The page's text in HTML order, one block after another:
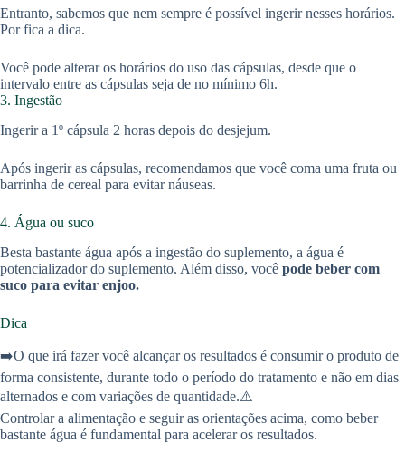
Entranto, sabemos que nem sempre é possível ingerir nesses horários.
Por fica a dica.
Você pode alterar os horários do uso das cápsulas, desde que o
intervalo entre as cápsulas seja de no mínimo 6h.
3. Ingestão
Ingerir a 1º cápsula 2 horas depois do desjejum.
Após ingerir as cápsulas, recomendamos que você coma uma fruta ou
barrinha de cereal para evitar náuseas.
4. Água ou suco
Besta bastante água após a ingestão do suplemento, a água é
potencializador do suplemento. Além disso, você pode beber com
suco para evitar enjoo.
Dica
➡️O que irá fazer você alcançar os resultados é consumir o produto de
forma consistente, durante todo o período do tratamento e não em dias
alternados e com variações de quantidade.⚠️
Controlar a alimentação e seguir as orientações acima, como beber
bastante água é fundamental para acelerar os resultados.